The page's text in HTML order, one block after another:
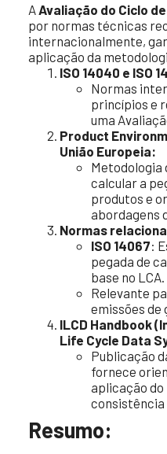
A Avaliação do Ciclo
por normas técnicas
internacionalmente,
aplicação da
ISO 14040 e ISO
Normas
princípios e
uma
Product
União Europeia:
Metodologia
calcular a
produtos e
abordagens
Normas
ISO 14067:
pegada de
base no LCA.
Relevante
emissões de
ILCD Handbook
Life Cycle Data
Publicação
fornece
aplicação do
consistência
Resumo: